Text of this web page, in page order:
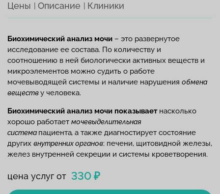
цена услуг от 330 ₽
Цены Описание Клиники
Биохимический анализ мочи – это развернутое
исследование ее состава. По количеству и
соотношению в ней биологически активных веществ и
микроэлементов можно судить о работе
мочевыводящей системы и наличие нарушения обмена
веществу человека.
Биохимический анализ мочи показывает насколько
хорошо работает мочевыделительная
система пациента, а также диагностирует состояние
других внутренних органов: печени, щитовидной железы,
желез внутренней секреции и системы кроветворения.